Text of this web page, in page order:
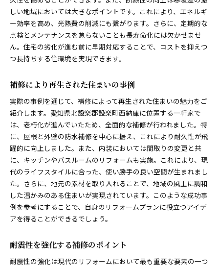
しい地域においては大きなポイントです。これにより、エネルギ
ー効率を高め、光熱費の削減にも繋がります。さらに、定期的な
点検とメンテナンスを怠らないことも長寿命化には欠かせませ
ん。住宅の劣化が進む前に早期対応することで、コストを抑えつ
つ長持ちする住環境を実現できます。
補修により再生された住まいの事例
実際の事例を通じて、補修によって再生された住まいの魅力をご
紹介します。愛知県北設楽郡設楽町西納庫に位置する一軒家で
は、老朽化が進んでいたため、全面的な補修が行われました。特
に、屋根と外壁の防水補修を中心に据え、これにより耐久性が飛
躍的に向上しました。また、内装においては間取りの変更と共
に、キッチンやバスルームのリフォームも実施。これにより、現
代のライフスタイルに合った、使い勝手の良い空間が生まれまし
た。さらに、地元の素材を取り入れることで、地域の風土に調和
した温かみのある住まいが実現されています。このような成功事
例を参考にすることで、自身のリフォームプランに役立つアイデ
アを得ることができるでしょう。
耐震性を強化する補修のポイント
耐震性の強化は現代のリフォームにおいて最も重要な要素の一つ